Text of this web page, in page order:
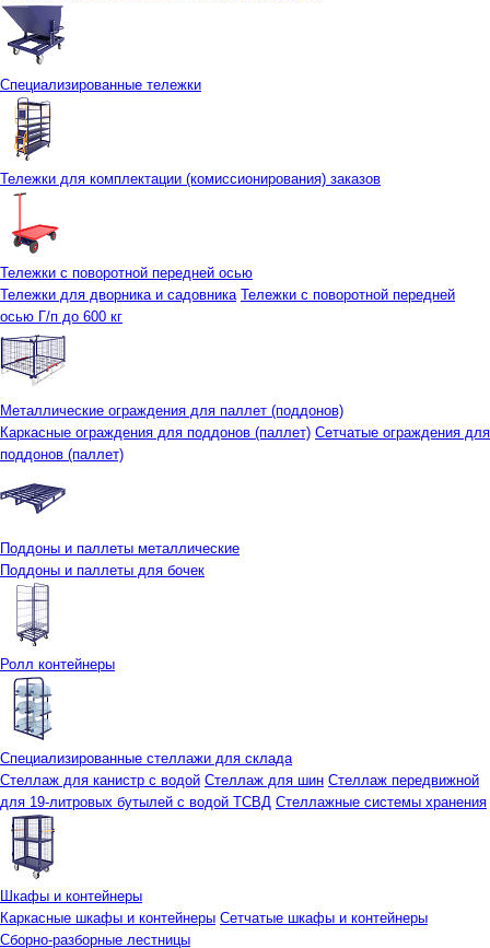
Специализированные тележки
Тележки для комплектации (комиссионирования) заказов
Тележки с поворотной передней осью
Тележки для дворника и садовника Тележки с поворотной передней
осью Г/п до 600 кг
Металлические ограждения для паллет (поддонов)
Каркасные ограждения для поддонов (паллет) Сетчатые ограждения для
поддонов (паллет)
Поддоны и паллеты металлические
Поддоны и паллеты для бочек
Ролл контейнеры
Специализированные стеллажи для склада
Стеллаж для канистр с водой Стеллаж для шин Стеллаж передвижной
для 19-литровых бутылей с водой ТСВД Стеллажные системы хранения
Шкафы и контейнеры
Каркасные шкафы и контейнеры Сетчатые шкафы и контейнеры
Сборно-разборные лестницы